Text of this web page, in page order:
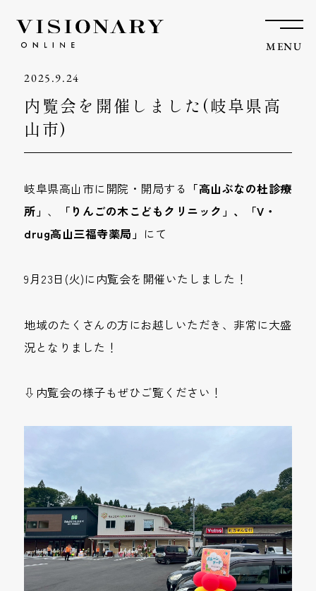
MENU
2025.9.24
内覧会を開催しました(岐阜県高
山市)
岐阜県高山市に開院・開局する 「高山ぶなの杜診療
所」 、
「りんごの木こどもクリニック」、「V・
drug高山三福寺薬局」 にて
9月23日(火)に内覧会を開催いたしました！
地域のたくさんの方にお越しいただき、非常に大盛
況となりました！
⇩内覧会の様子もぜひご覧ください！